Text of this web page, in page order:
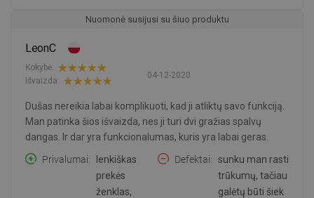
Nuomonė susijusi su šiuo produktu
LeonC
04-12-2020
Kokybė:
Išvaizda:
Dušas nereikia labai komplikuoti, kad ji atliktų savo funkciją.
Man patinka šios išvaizda, nes ji turi dvi gražias spalvų
dangas. Ir dar yra funkcionalumas, kuris yra labai geras.
Privalumai
lenkiškas
prekės
ženklas,
Defektai
sunku man rasti
trūkumų, tačiau
galėtų būti šiek